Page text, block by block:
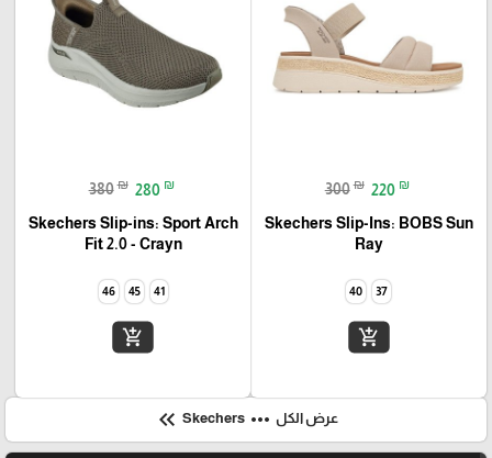
300 ₪ 220 ₪
Skechers Slip-Ins: BOBS Sun
Ray
37
40
add_shopping_cart
380 ₪ 280 ₪
Skechers Slip-ins: Sport Arch
Fit 2.0 - Crayn
41
45
46
add_shopping_cart
عرض الكل more_horiz
keyboard_double_arrow_left